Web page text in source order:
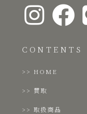
CONTENTS
HOME
買取
取扱商品